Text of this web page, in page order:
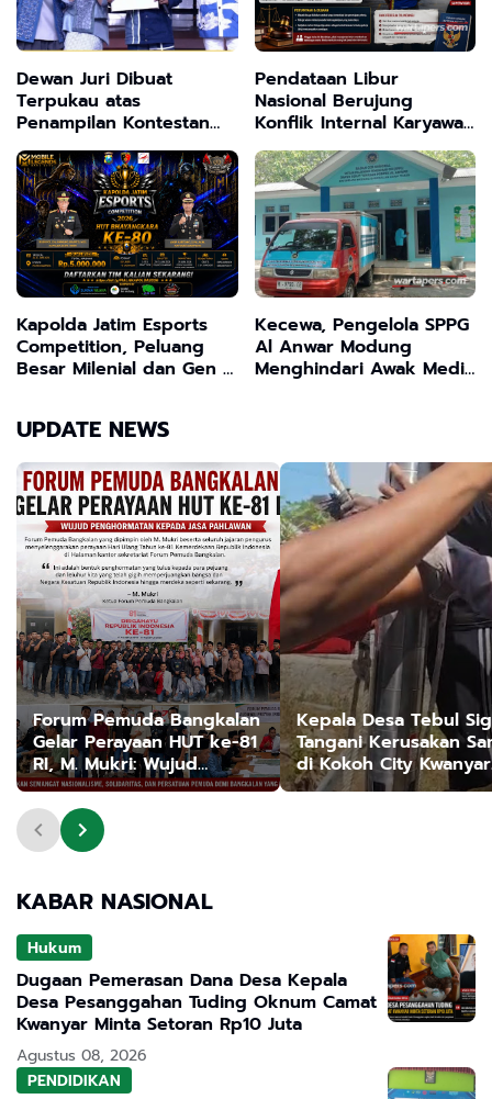
Dewan Juri Dibuat
Terpukau atas
Penampilan Kontestan
Musik Dangdut Asal
Sampang
Pendataan Libur
Nasional Berujung
Konflik Internal Karyawan
Toko Indomaret, Muncul
Dugaan Penyalahgunaan
Wewenang dalam
Kebijakan Mutasi
Kapolda Jatim Esports
Competition, Peluang
Besar Milenial dan Gen Z
Kecewa, Pengelola SPPG
Al Anwar Modung
Menghindari Awak Media
UPDATE NEWS
Forum Pemuda Bangkalan
Gelar Perayaan HUT ke-81
RI, M. Mukri: Wujud
Penghormatan kepada
Jasa Pahlawan
Kepala Desa Tebul
Tangani Kerusakan
di Kokoh City Kwanyar
Bangkalan
KABAR NASIONAL
Hukum
Dugaan Pemerasan Dana Desa Kepala
Desa Pesanggahan Tuding Oknum Camat
Kwanyar Minta Setoran Rp10 Juta
Agustus 08, 2026
PENDIDIKAN